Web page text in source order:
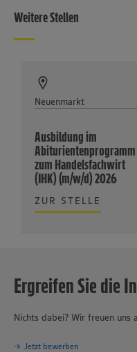
Weitere Stellen
Neuenmarkt
Ausbildung im
Abiturientenprogramm
zum Handelsfachwirt
(IHK) (m/w/d) 2026
ZUR STELLE
Ergreifen Sie die
Nichts dabei? Wir freuen
Jetzt bewerben